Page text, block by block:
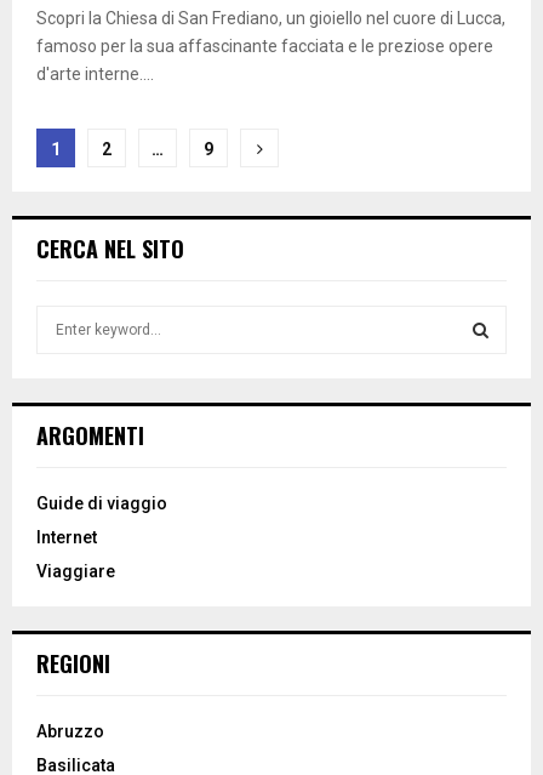
Scopri la Chiesa di San Frediano, un gioiello nel cuore di Lucca,
famoso per la sua affascinante facciata e le preziose opere
d'arte interne....
Paginazione
articoli
1 2 … 9
CERCA NEL SITO
h
o
:
ARGOMENTI
Guide di viaggio
Internet
Viaggiare
REGIONI
Abruzzo
Basilicata